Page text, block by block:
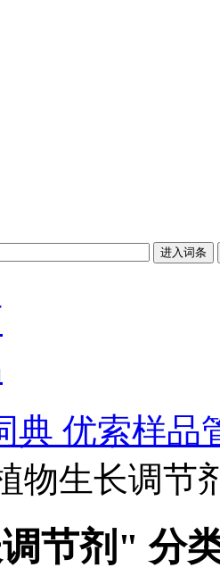
典 优索样品
物生长调节
节剂" 分